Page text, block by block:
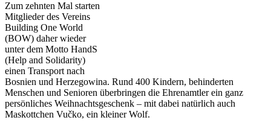
Zum zehnten Mal starten
Mitglieder des Vereins
Building One World
(BOW) daher wieder
unter dem Motto HandS
(Help and Solidarity)
einen Transport nach
Bosnien und Herzegowina. Rund 400 Kindern, behinderten
Menschen und Senioren überbringen die Ehrenamtler ein ganz
persönliches Weihnachtsgeschenk – mit dabei natürlich auch
Maskottchen Vučko, ein kleiner Wolf.